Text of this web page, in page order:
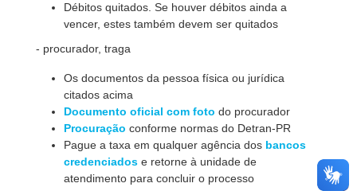
Débitos quitados. Se houver débitos ainda a
vencer, estes também devem ser quitados
- procurador, traga
Os documentos da pessoa física ou jurídica
citados acima
Documento oficial com foto do procurador
Procuração conforme normas do Detran-PR
Pague a taxa em qualquer agência dos bancos
credenciados e retorne à unidade de
atendimento para concluir o processo